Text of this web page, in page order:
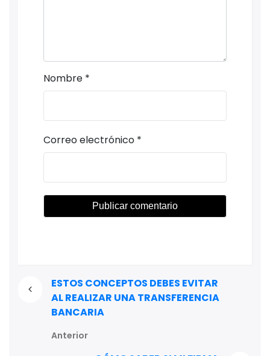
Nombre *
Correo electrónico *
ESTOS CONCEPTOS DEBES EVITAR
AL REALIZAR UNA TRANSFERENCIA
BANCARIA
Anterior